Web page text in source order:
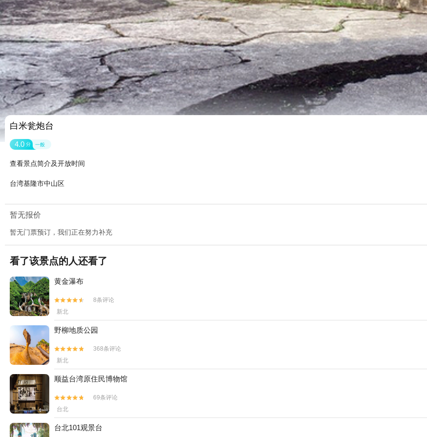
白米瓮炮台
4.0 分 一般
查看景点简介及开放时间
台湾基隆市中山区
暂无报价
暂无门票预订，我们正在努力补充
看了该景点的人还看了
黄金瀑布


8条评论
新北
野柳地质公园


368条评论
新北
顺益台湾原住民博物馆


69条评论
台北
台北101观景台